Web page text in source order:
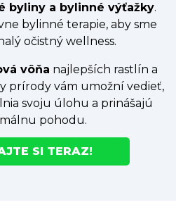
byliny a bylinné výťažky.
bylinné terapie, aby sme
očistný wellness.
vôňa najlepších rastlín a
prírody vám umožní vedieť,
svoju úlohu a prinášajú
pohodu.
SI TERAZ!